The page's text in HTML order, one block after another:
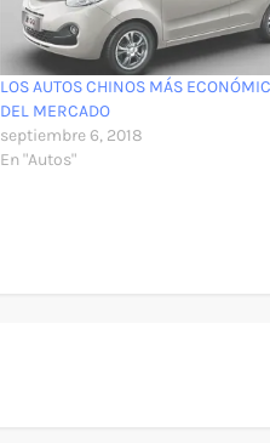
LOS AUTOS CHINOS MÁS
DEL MERCADO
septiembre 6, 2018
En "Autos"